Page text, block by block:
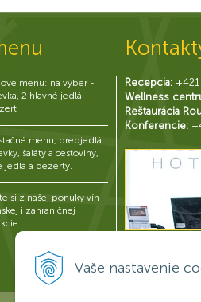
Vaše nastavenie
menu: na výber -
2 hlavné jedlá
menu, predjedlá
šaláty a cestoviny,
jedlá a dezerty.
si z našej ponuky vín
i zahraničnej
Recepcia:
Wellness
Reštaurácia
Konferencie: